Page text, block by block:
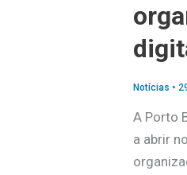
Notícias •
A Porto
a abrir